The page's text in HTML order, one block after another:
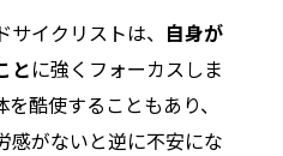
イクリストは、 自身が
とに強くフォーカスしま
酷使することもあり、
感がないと逆に不安にな